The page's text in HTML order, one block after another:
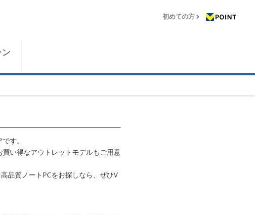
初めての方
す。
い得なアウトレットモデルもご用意
品質ノートPCをお探しなら、ぜひV